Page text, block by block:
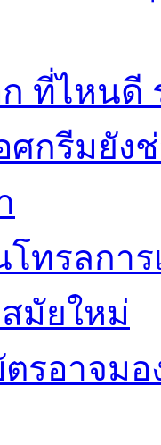
ที่ไหนดี
ศกรีมยัง
ทรลกา
มัยใหม่
รอาจมอ